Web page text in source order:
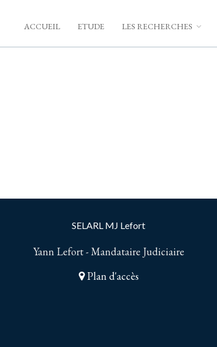
ACCUEIL ETUDE LES RECHERCHES
SELARL MJ Lefort
Yann Lefort - Mandataire Judiciaire
Plan d'accès